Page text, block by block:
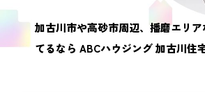
他の展示場 ABCハウジン
加古川市や高砂市周辺、播磨エリ
てるなら ABCハウジング 加古川住